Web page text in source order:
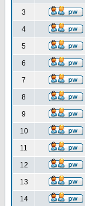
3
4
5
6
7
8
9
10
11
12
13
14